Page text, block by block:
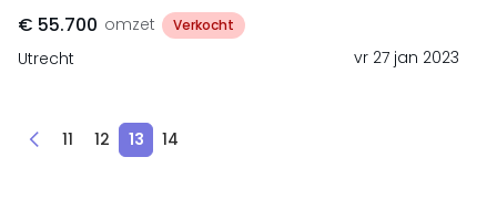
€ 55.700 omzet Verkocht
Utrecht vr 27 jan 2023
11 12 13 14